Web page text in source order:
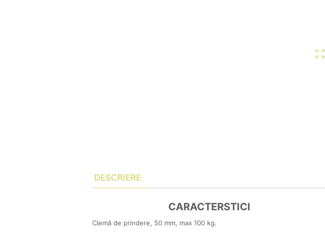

DESCRIERE
CARACTERSTICI
Clemă de prindere, 50 mm, max 100 kg.